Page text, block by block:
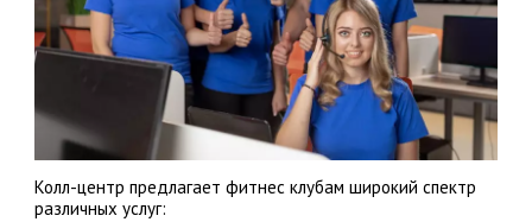
Колл-центр предлагает фитнес клубам широкий спектр
различных услуг: